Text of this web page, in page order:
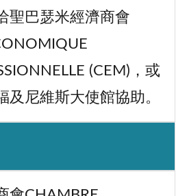
聖巴瑟米經濟商會
(CEM)，或
及尼維斯大使館協助。